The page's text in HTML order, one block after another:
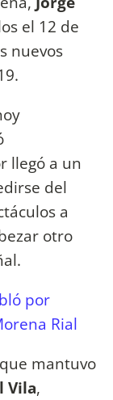
el 12 de
nuevos
llegó a un
del
a
otro
por
Rial
mantuvo
Vila,